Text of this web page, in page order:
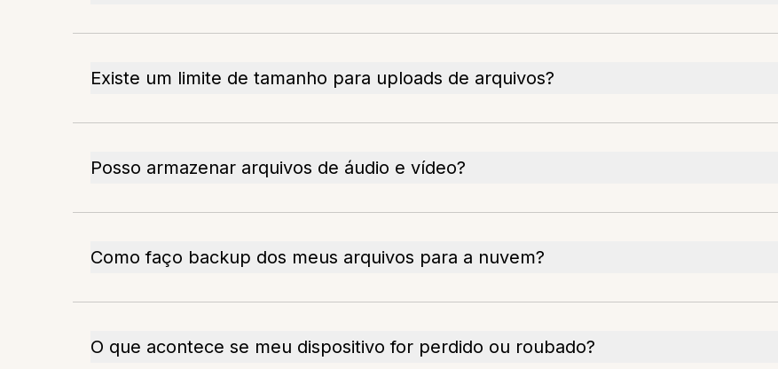
Existe um limite de tamanho para uploads de arquivos?
Posso armazenar arquivos de áudio e vídeo?
Como faço backup dos meus arquivos para a nuvem?
O que acontece se meu dispositivo for perdido ou roubado?